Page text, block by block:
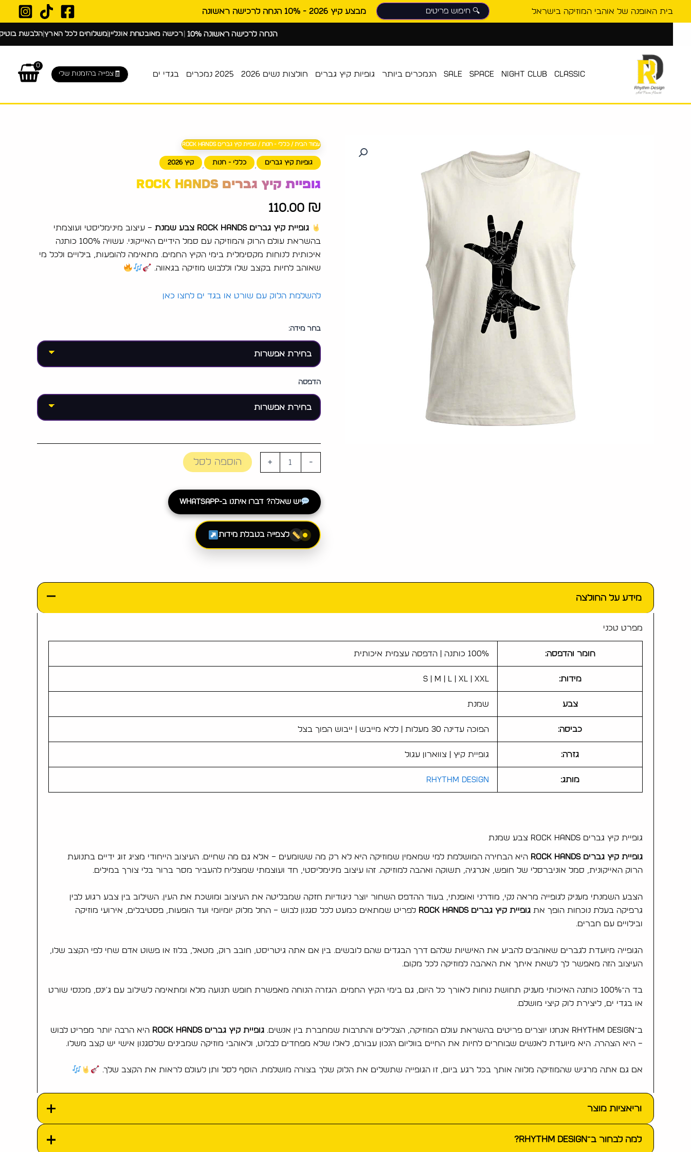
בית האופנה של אוהבי המוזיקה בישראל מבצע קיץ 2026 - 10% הנחה לרכישה ראשונה
הלבשת בוטיק באיכות|משלוחים לכל הארץ|רכישה מאובטחת אונליין| 10% הנחה לרכישה ראשונה
CLASSIC
NIGHT CLUB
SPACE
SALE הנמכרים ביותר גופיות קיץ גברים חולצות נשים 2026 2025 נמכרים בגדי ים צפייה בהזמנות שלי
0
עמוד הבית / כללי - חנות / גופיית קיץ גברים Rock Hands
גופיות קיץ גברים , כללי - חנות , קיץ 2026
גופיית קיץ גברים Rock Hands
110.00 ₪
גופיית קיץ גברים Rock Hands צבע שמנת
– עיצוב מינימליסטי ועוצמתי
בהשראת עולם הרוק והמוזיקה עם סמל הידיים האייקוני. עשויה 100% כותנה
איכותית לנוחות מקסימלית בימי הקיץ החמים. מתאימה להופעות, בילויים ולכל מי
שאוהב לחיות בקצב שלו וללבוש מוזיקה בגאווה.
להשלמת הלוק עם שורט או בגד ים לחצו כאן
בחר מידה:
הדפסה
-
+ הוספה לסל
יש שאלה? דברו איתנו ב-WhatsApp
לצפייה בטבלת מידות
מידע על החולצה
מפרט טכני
חומר והדפסה: 100% כותנה | הדפסה עצמית איכותית
מידות: S | M | L | XL | XXL
צבע שמנת
כביסה: הפוכה עדינה 30 מעלות | ללא מייבש | ייבוש הפוך בצל
גזרה: גופיית קיץ | צווארון עגול
מותג: Rhythm Design
גופיית קיץ גברים Rock Hands צבע שמנת
גופיית קיץ גברים Rock Hands
היא הבחירה המושלמת למי שמאמין שמוזיקה היא לא רק מה ששומעים – אלא גם מה שחיים. העיצוב הייחודי מציג זוג ידיים בתנועת
הרוק האייקונית, סמל אוניברסלי של חופש, אנרגיה, תשוקה ואהבה למוזיקה. זהו עיצוב מינימליסטי, חד ועוצמתי שמצליח להעביר מסר ברור בלי צורך במילים.
הצבע השמנתי מעניק לגופייה מראה נקי, מודרני ואופנתי, בעוד ההדפס השחור יוצר ניגודיות חזקה שמבליטה את העיצוב ומושכת את העין. השילוב בין צבע רגוע לבין
גרפיקה בעלת נוכחות הופך את גופיית קיץ גברים Rock Hands
לפריט שמתאים כמעט לכל סגנון לבוש – החל מלוק יומיומי ועד הופעות, פסטיבלים, אירועי מוזיקה
ובילויים עם חברים.
הגופייה מיועדת לגברים שאוהבים להביע את האישיות שלהם דרך הבגדים שהם לובשים. בין אם אתה גיטריסט, חובב רוק, מטאל, בלוז או פשוט אדם שחי לפי הקצב שלו,
העיצוב הזה מאפשר לך לשאת איתך את האהבה למוזיקה לכל מקום.
בד ה־100% כותנה האיכותי מעניק תחושת נוחות לאורך כל היום, גם בימי הקיץ החמים. הגזרה הנוחה מאפשרת חופש תנועה מלא ומתאימה לשילוב עם ג'ינס, מכנסי שורט
או בגדי ים, ליצירת לוק קיצי מושלם.
ב־Rhythm Design אנחנו יוצרים פריטים בהשראת עולם המוזיקה, הצלילים והתרבות שמחברת בין אנשים. גופיית קיץ גברים Rock Hands
היא הרבה יותר מפריט לבוש
– היא הצהרה. היא מיועדת לאנשים שבוחרים לחיות את החיים בווליום הנכון עבורם, לאלו שלא מפחדים לבלוט, ולאוהבי מוזיקה שמבינים שלסגנון אישי יש קצב משלו.
אם גם אתה מרגיש שהמוזיקה מלווה אותך בכל רגע ביום, זו הגופייה שתשלים את הלוק שלך בצורה מושלמת. הוסף לסל ותן לעולם לראות את הקצב שלך.
וריאציות מוצר
בחר מידה: XXL, S, M, L, XL למה לבחור ב־Rhythm Design?